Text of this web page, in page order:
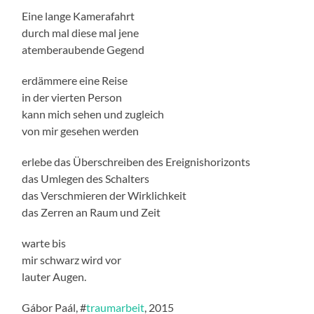
Eine lange Kamerafahrt
durch mal diese mal jene
atemberaubende Gegend
erdämmere eine Reise
in der vierten Person
kann mich sehen und zugleich
von mir gesehen werden
erlebe das Überschreiben des Ereignishorizonts
das Umlegen des Schalters
das Verschmieren der Wirklichkeit
das Zerren an Raum und Zeit
warte bis
mir schwarz wird vor
lauter Augen.
Gábor Paál, #traumarbeit , 2015